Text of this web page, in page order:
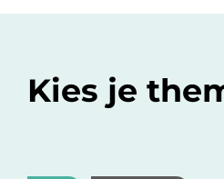
Kies je